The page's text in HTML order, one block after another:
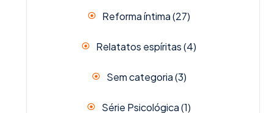
Reforma íntima(27)
Relatatos espíritas(4)
Sem categoria(3)
Série Psicológica(1)